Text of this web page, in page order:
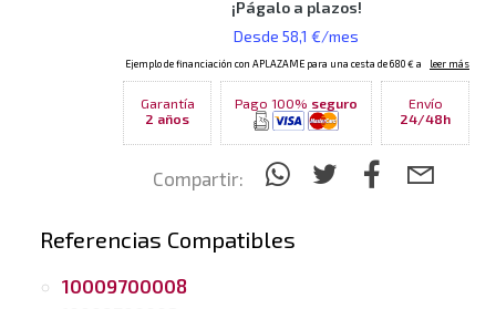
Garantía
2 años
Pago 100% seguro
Envío
24/48h
Compartir:
Referencias Compatibles
10009700008